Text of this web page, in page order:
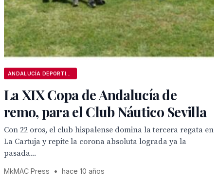
La XIX Copa de Andalucía de
remo, para el Club Náutico Sevilla
Con 22 oros, el club hispalense domina la tercera regata en
La Cartuja y repite la corona absoluta lograda ya la
pasada...
MkMAC Press • hace 10 años